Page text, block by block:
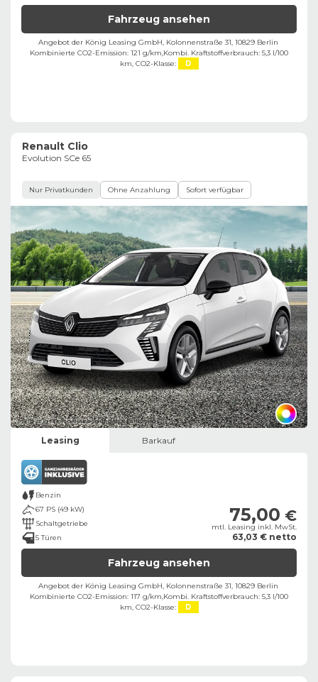
Fahrzeug ansehen
Angebot der König Leasing GmbH, Kolonnenstraße 31, 10829 Berlin ​
Kombinierte CO2-Emission: 121 g/km,Kombi. Kraftstoffverbrauch: 5,3 l/100
km, CO2-Klasse: D
Renault Clio
Evolution SCe 65
Nur Privatkunden Ohne Anzahlung Sofort verfügbar
Bild zeigt Beispielabbildung des Fahrzeugs
Leasing Barkauf
Benzin
67 PS (49 kW)
Schaltgetriebe
5 Türen
75,00 €
mtl. Leasing inkl. MwSt.
63,03 € netto
Fahrzeug ansehen
Angebot der König Leasing GmbH, Kolonnenstraße 31, 10829 Berlin ​
Kombinierte CO2-Emission: 117 g/km,Kombi. Kraftstoffverbrauch: 5,3 l/100
km, CO2-Klasse: D